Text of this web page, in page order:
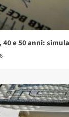
40 e 50 anni: